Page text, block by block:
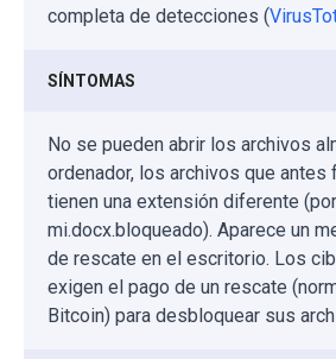
completa de detecciones (
SÍNTOMAS
No se pueden abrir los archivos
ordenador, los archivos que antes
tienen una extensión diferente
mi.docx.bloqueado). Aparece un
de rescate en el escritorio. Los
exigen el pago de un rescate
Bitcoin) para desbloquear sus